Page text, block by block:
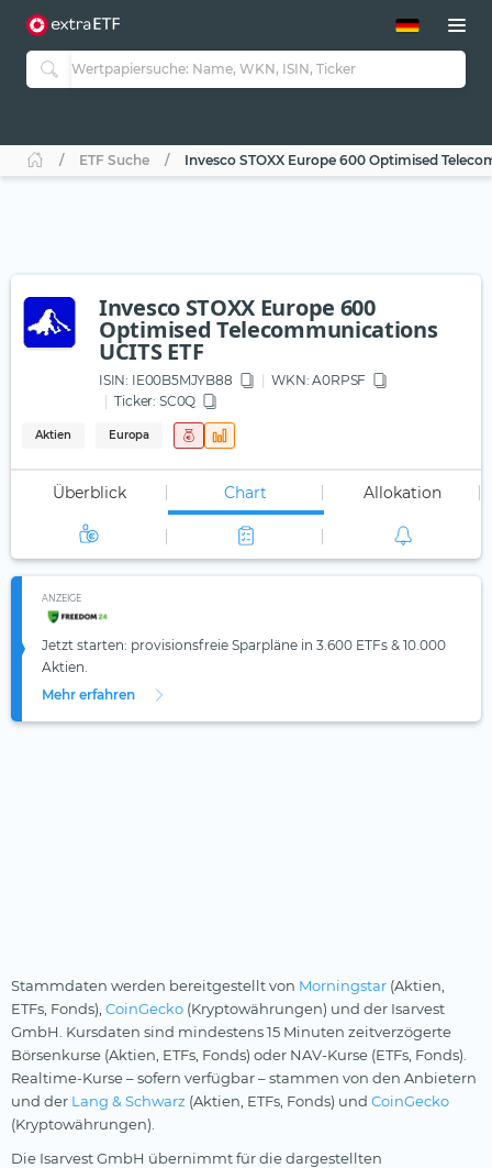
ETF-Guide 2.0
Guide Aktive ETFs
ETF-Sparpläne
ETF Suche Invesco STOXX Europe 600 Optimised
Invesco STOXX Europe 600
Optimised Telecommunications
UCITS ETF
ISIN: IE00B5MJYB88 WKN: A0RPSF
Ticker: SC0Q
Aktien Europa
Überblick Chart Allokation
ANZEIGE
Jetzt starten: provisionsfreie Sparpläne in 3.600 ETFs & 10.000
Aktien.
Mehr erfahren
Stammdaten werden bereitgestellt von Morningstar (Aktien,
ETFs, Fonds), CoinGecko (Kryptowährungen) und der Isarvest
GmbH. Kursdaten sind mindestens 15 Minuten zeitverzögerte
Börsenkurse (Aktien, ETFs, Fonds) oder NAV-Kurse (ETFs, Fonds).
Realtime-Kurse – sofern verfügbar – stammen von den Anbietern
und der Lang & Schwarz (Aktien, ETFs, Fonds) und CoinGecko
(Kryptowährungen).
Die Isarvest GmbH übernimmt für die dargestellten